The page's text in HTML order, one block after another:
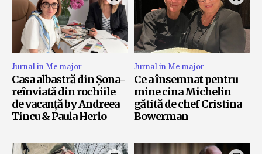
Jurnal in Me major
Casa albastră din Șona-
reînviată din rochiile
de vacanță by Andreea
Tincu & Paula Herlo
Jurnal in Me major
Ce a însemnat pentru
mine cina Michelin
gătită de chef Cristina
Bowerman